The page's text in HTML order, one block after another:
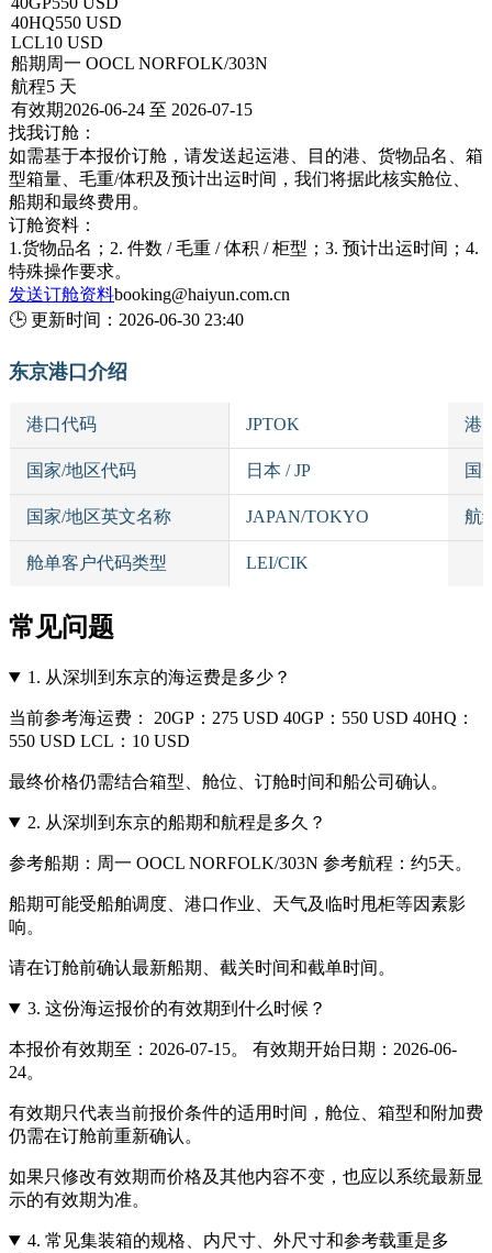
40HQ550 USD
LCL10 USD
船期 周一 OOCL NORFOLK/303N
航程5 天
有效期2026-06-24 至 2026-07-15
找我订舱：
如需基于本报价订舱，请发送起运港、目的港、货物品名、箱
型箱量、毛重/体积及预计出运时间，我们将据此核实舱位、
船期和最终费用。
订舱资料：
1.货物品名；2. 件数 / 毛重 / 体积 / 柜型；3. 预计出运时间；4.
特殊操作要求。
发送订舱资料booking@haiyun.com.cn
🕒 更新时间： 2026-06-30 23:40
东京港口介绍
港口代码 JPTOK 港
国家/地区代码 日本 / JP 国
国家/地区英文名称 JAPAN/TOKYO 航
舱单客户代码类型 LEI/CIK
常见问题
1. 从深圳到东京的海运费是多少？
当前参考海运费： 20GP：275 USD 40GP：550 USD 40HQ：
550 USD LCL：10 USD
最终价格仍需结合箱型、舱位、订舱时间和船公司确认。
2. 从深圳到东京的船期和航程是多久？
参考船期：周一 OOCL NORFOLK/303N 参考航程：约5天。
船期可能受船舶调度、港口作业、天气及临时甩柜等因素影
响。
请在订舱前确认最新船期、截关时间和截单时间。
3. 这份海运报价的有效期到什么时候？
本报价有效期至：2026-07-15。 有效期开始日期：2026-06-
24。
有效期只代表当前报价条件的适用时间，舱位、箱型和附加费
仍需在订舱前重新确认。
如果只修改有效期而价格及其他内容不变，也应以系统最新显
示的有效期为准。
4. 常见集装箱的规格、内尺寸、外尺寸和参考载重是多